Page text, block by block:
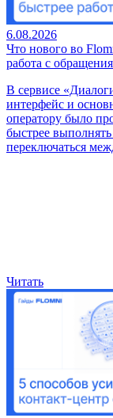
6.08.2026
Что нового во
работа с
В сервисе
интерфейс и
оператору было
быстрее
переключаться
Читать